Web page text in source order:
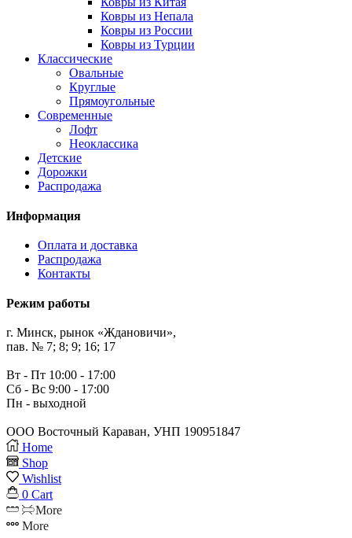
Ковры из Непала
Ковры из России
Ковры из Турции
Классические
Овальные
Круглые
Прямоугольные
Современные
Лофт
Неоклассика
Детские
Дорожки
Распродажа
Информация
Оплата и доставка
Распродажа
Контакты
Режим работы
г. Минск, рынок «Ждановичи»,
пав. № 7; 8; 9; 16; 17
Вт - Пт 10:00 - 17:00
Сб - Вс 9:00 - 17:00
Пн - выходной
ООО Восточный Караван, УНП 190951847
Home
Shop
Wishlist
0 Cart
More
More